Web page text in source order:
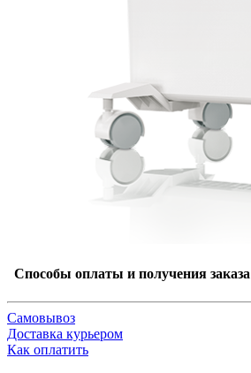
Способы оплаты и получения заказа
Самовывоз
Доставка курьером
Как оплатить